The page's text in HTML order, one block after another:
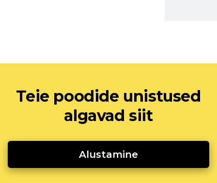
Teie poodide unistused
algavad siit
Alustamine